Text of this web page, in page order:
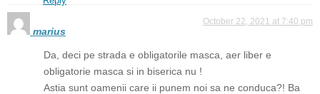
marius
October 22, 2021 at 7:40 pm
Da, deci pe strada e obligatorile masca, aer liber e
obligatorie masca si in biserica nu !
Astia sunt oamenii care ii punem noi sa ne conduca?! Ba